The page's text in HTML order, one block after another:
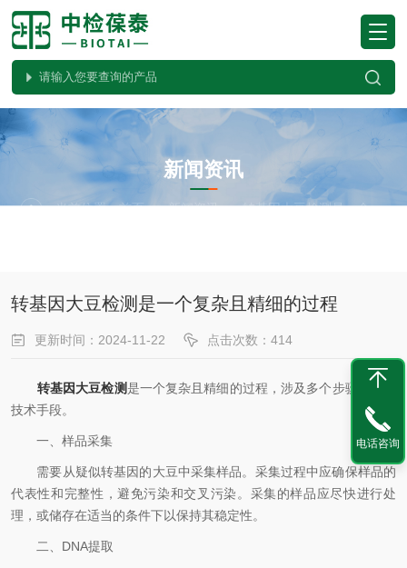
NEWS
新闻资讯
当前位置：首页 新闻资讯 转基因大豆检测是一个复杂且精细的过程
转基因大豆检测是一个复杂且精细的过程
更新时间：2024-11-22 点击次数：414
转基因大豆检测是一个复杂且精细的过程，涉及多个步骤和多种
技术手段。
一、样品采集
需要从疑似转基因的大豆中采集样品。采集过程中应确保样品的
代表性和完整性，避免污染和交叉污染。采集的样品应尽快进行处
理，或储存在适当的条件下以保持其稳定性。
二、DNA提取
电话咨询